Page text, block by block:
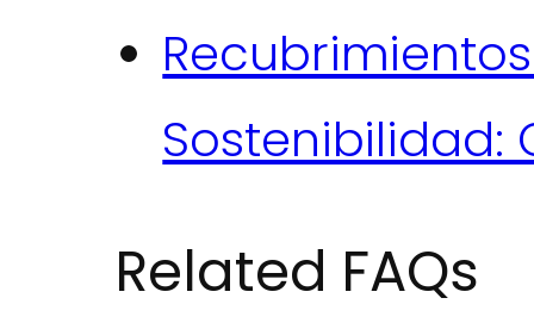
Sostenibilidad:
Related FAQs